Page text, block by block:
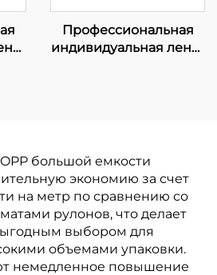
Профессиональная
индивидуальная лента
большой емкости
экономию за счет
на метр по сравнению со
рулонов, что делает
выбором для
объемами упаковки.
немедленное повышение